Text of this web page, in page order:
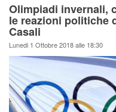
Olimpiadi invernali,
le reazioni politiche
Casali
Lunedi 1 Ottobre 2018 alle 18:30